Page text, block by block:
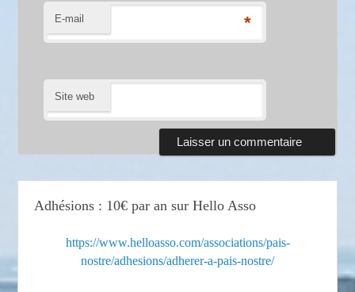
E-mail *
Site web
Adhésions : 10€ par an sur Hello Asso
https://www.helloasso.com/associations/pais-
nostre/adhesions/adherer-a-pais-nostre/